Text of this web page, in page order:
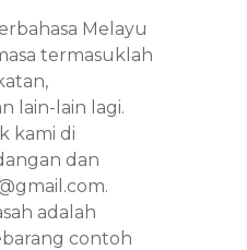
Melayu
termasuklah
lain-lain lagi.
kami di
dan
adalah
contoh